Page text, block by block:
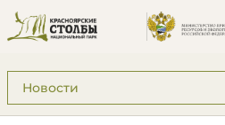
Подразделы: Пресс-центр